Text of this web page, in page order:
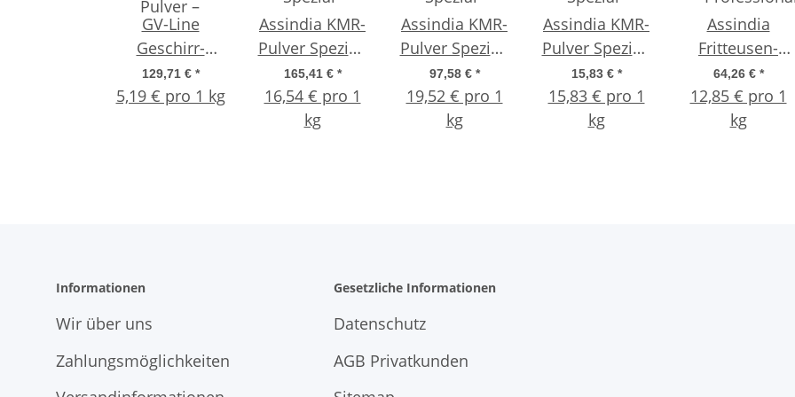
GV-Line
Geschirr-
Reiniger Pulver
– 25 kg |
129,71 € *
5,19 € pro 1 kg
Assindia KMR-
Pulver Spezial-
Reiniger für
Kaffee- und
Espressomaschinen
165,41 € *
16,54 € pro 1
kg
Assindia KMR-
Pulver Spezial-
Reiniger für
Kaffee- &
Espressomaschinen
97,58 € *
19,52 € pro 1
kg
Assindia KMR-
Pulver Spezial-
Reiniger für
Kaffee- &
Espressomaschinen
15,83 € *
15,83 € pro 1
kg
Assindia
Fritteusen-
Reiniger
Professional –
5 kg Eimer
64,26 € *
12,85 € pro 1
kg
Informationen
Wir über uns
Zahlungsmöglichkeiten
Gesetzliche Informationen
Datenschutz
AGB Privatkunden